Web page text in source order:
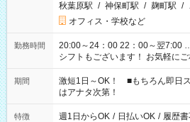
秋葉原駅 / 神保町駅 / 麹町駅 /
オフィス・学校など
勤務時間
20:00～24：00 22：00～翌7:00 …な
シフトもございます！ お気軽にご
期間
激短1日～OK！ ■もちろん即日
はアナタ次第！
特徴 週1日からOK / 日払いOK / 履歴